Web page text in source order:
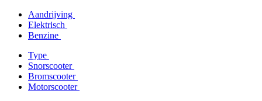
Aandrijving
Elektrisch
Benzine
Type
Snorscooter
Bromscooter
Motorscooter